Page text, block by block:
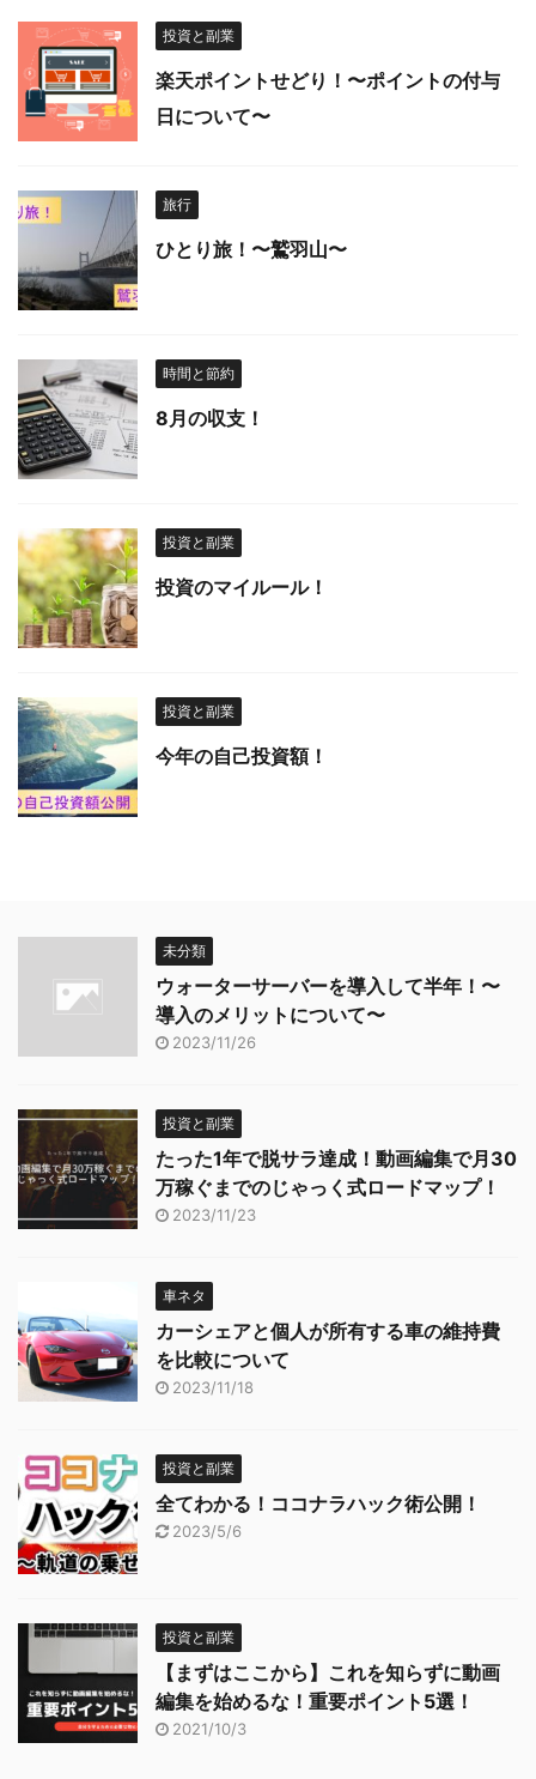
投資と副業
楽天ポイントせどり！〜ポイントの付与
日について〜
旅行
ひとり旅！〜鷲羽山〜
時間と節約
8月の収支！
投資と副業
投資のマイルール！
投資と副業
今年の自己投資額！
未分類
ウォーターサーバーを導入して半年！〜
導入のメリットについて〜
2023/11/26
投資と副業
たった1年で脱サラ達成！動画編集で月30
万稼ぐまでのじゃっく式ロードマップ！
2023/11/23
車ネタ
カーシェアと個人が所有する車の維持費
を比較について
2023/11/18
投資と副業
全てわかる！ココナラハック術公開！
2023/5/6
投資と副業
【まずはここから】これを知らずに動画
編集を始めるな！重要ポイント5選！
2021/10/3